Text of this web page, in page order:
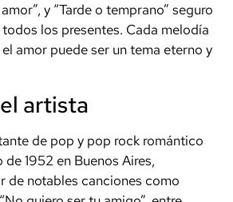
y “Tarde o temprano” seguro
los presentes. Cada melodía
amor puede ser un tema eterno y
artista
de pop y pop rock romántico
1952 en Buenos Aires,
de notables canciones como